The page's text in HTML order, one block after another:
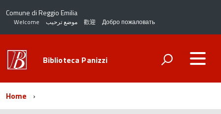
Comune di Reggio Emilia
Welcome موضع ترحيب 歡迎 Добро пожаловать
Biblioteca Panizzi
Home